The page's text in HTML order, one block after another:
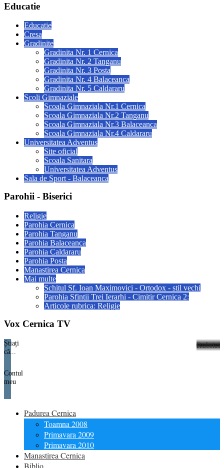
Educatie
Educatie
Cresa
Gradinite
Gradinita Nr. 1 Cernica
Gradinita Nr. 2 Tanganu
Gradinita Nr. 3 Posta
Gradinita Nr. 4 Balaceanca
Gradinita Nr. 5 Caldararu
Scoli Gimnaziale
Scoala Gimnaziala Nr.1 Cernica
Scoala Gimnaziala Nr.2 Tanganu
Scoala Gimnaziala Nr.3 Balaceanca
Scoala Gimnaziala Nr.4 Caldararu
Universitatea Adventus
Site oficial
Scoala Sanitara
Universitatea Adventus
Sala de Sport - Balaceanca
Parohii - Biserici
Religie
Parohia Cernica
Parohia Tanganu
Parohia Balaceanca
Parohia Caldararu
Parohia Posta
Manastirea Cernica
Mai multe
Schitul Sf. Ioan Maximovici - Ortodox - stil vechi
Parohia Sfintii Trei Ierarhi - Cimitir Cernica 2:
Articole rubrica: Religie
Vox Cernica TV
Rubrici
Știați
că...
Contul
meu
Padurea Cernica
Toamna 2008
Primavara 2009
Primavara 2010
Manastirea Cernica
Biblio